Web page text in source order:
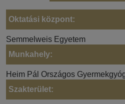
Oktatási központ:
Semmelweis Egyetem
Munkahely:
Heim Pál Országos
Szakterület: